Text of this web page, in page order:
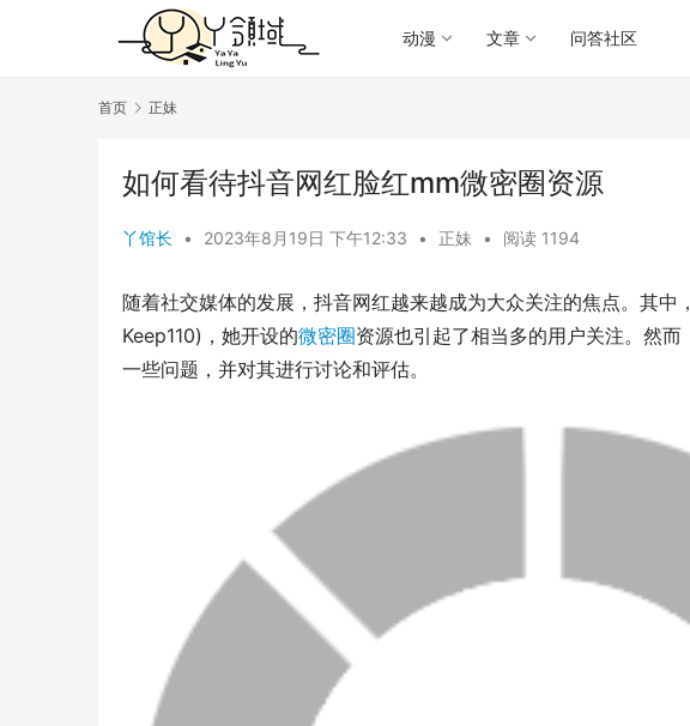
动漫 文章 问答社区
首页 正妹
如何看待抖音网红脸红mm微密圈资源
丫馆长 • 2023年8月19日 下午12:33 • 正妹 • 阅读 1194
随着社交媒体的发展，抖音网红越来越成为大众关注的焦点。其中，
Keep110)，她开设的微密圈资源也引起了相当多的用户关注。然
一些问题，并对其进行讨论和评估。